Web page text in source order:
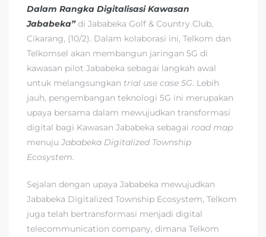
Dalam Rangka Digitalisasi Kawasan
Jababeka”di Jababeka Golf & Country Club,
Cikarang, (10/2). Dalam kolaborasi ini, Telkom dan
Telkomsel akan membangun jaringan 5G di
kawasan pilot Jababeka sebagai langkah awal
untuk melangsungkan trial use case 5G. Lebih
jauh, pengembangan teknologi 5G ini merupakan
upaya bersama dalam mewujudkan transformasi
digital bagi Kawasan Jababeka sebagai road map
menujuJababeka Digitalized Township
Ecosystem.
Sejalan dengan upaya Jababeka mewujudkan
Jababeka Digitalized Township Ecosystem, Telkom
juga telah bertransformasi menjadi digital
telecommunication company, dimana Telkom